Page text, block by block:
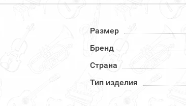
Размер
Бренд
Страна
Тип изделия